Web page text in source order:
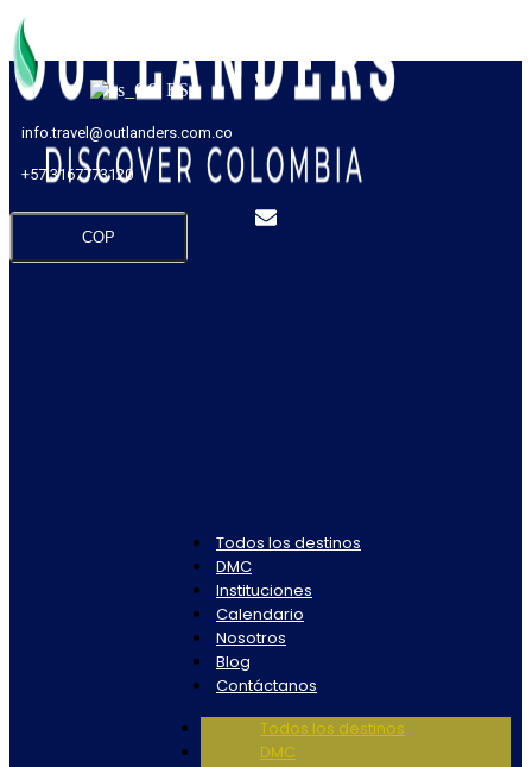
ES
COP
info.travel@outlanders.com.co
+57 3167773120
Todos los destinos
DMC
Instituciones
Calendario
Nosotros
Blog
Contáctanos
Todos los destinos
DMC